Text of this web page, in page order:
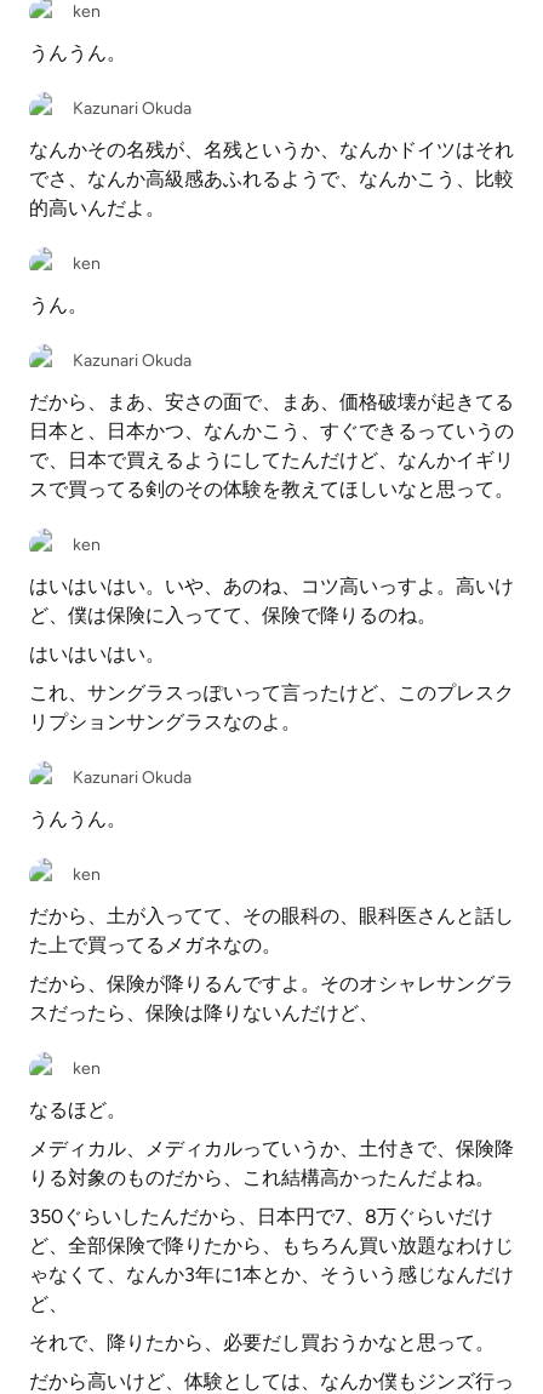
ken
うんうん。
Kazunari Okuda
なんかその名残が、名残というか、なんかドイツはそれ
でさ、なんか高級感あふれるようで、なんかこう、比較
的高いんだよ。
ken
うん。
Kazunari Okuda
だから、まあ、安さの面で、まあ、価格破壊が起きてる
日本と、日本かつ、なんかこう、すぐできるっていうの
で、日本で買えるようにしてたんだけど、なんかイギリ
スで買ってる剣のその体験を教えてほしいなと思って。
ken
はいはいはい。いや、あのね、コツ高いっすよ。高いけ
ど、僕は保険に入ってて、保険で降りるのね。
はいはいはい。
これ、サングラスっぽいって言ったけど、このプレスク
リプションサングラスなのよ。
Kazunari Okuda
うんうん。
ken
だから、土が入ってて、その眼科の、眼科医さんと話し
た上で買ってるメガネなの。
だから、保険が降りるんですよ。そのオシャレサングラ
スだったら、保険は降りないんだけど、
ken
なるほど。
メディカル、メディカルっていうか、土付きで、保険降
りる対象のものだから、これ結構高かったんだよね。
350ぐらいしたんだから、日本円で7、8万ぐらいだけ
ど、全部保険で降りたから、もちろん買い放題なわけじ
ゃなくて、なんか3年に1本とか、そういう感じなんだけ
ど、
それで、降りたから、必要だし買おうかなと思って。
だから高いけど、体験としては、なんか僕もジンズ行っ